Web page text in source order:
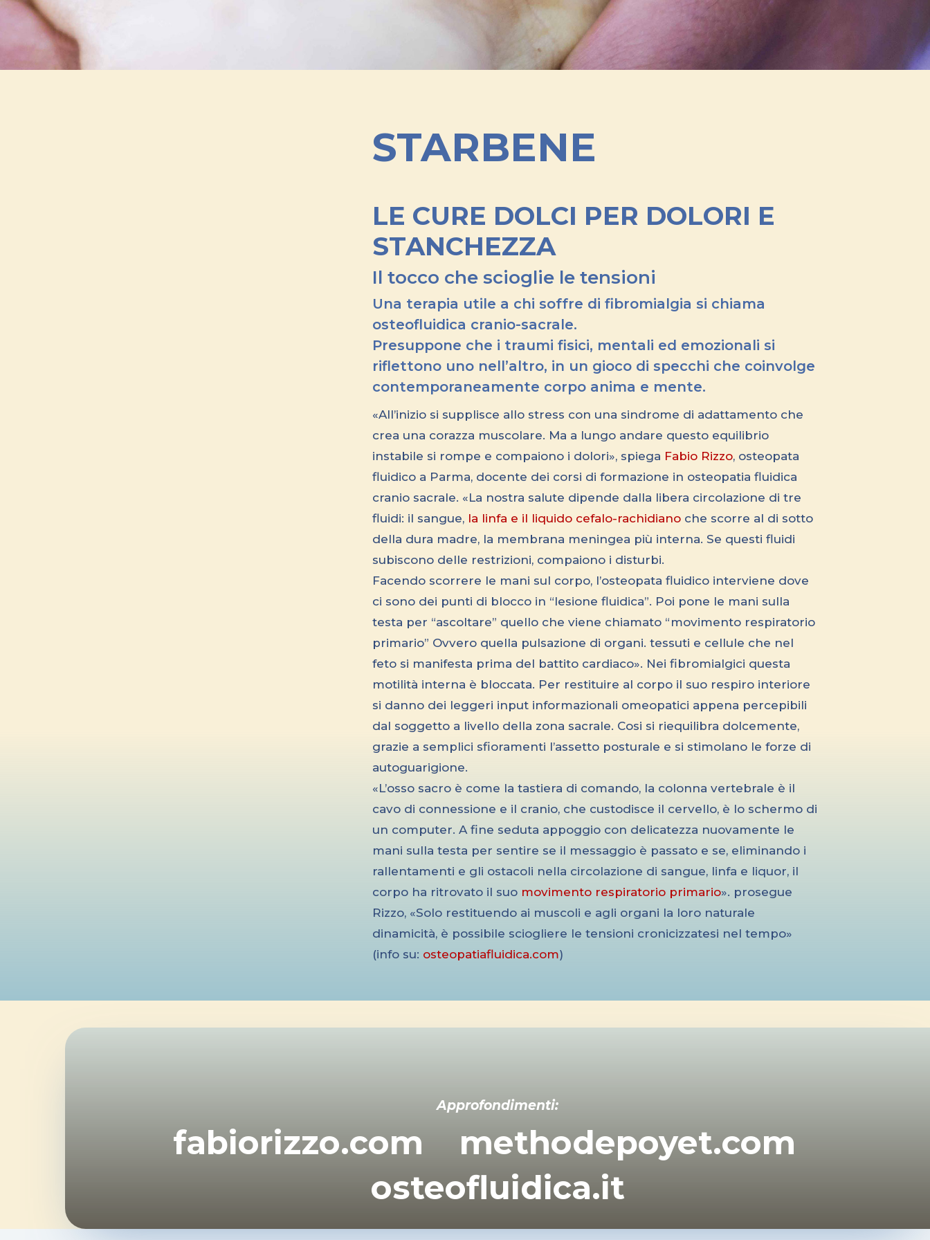
STARBENE
LE CURE DOLCI PER DOLORI E
STANCHEZZA
Il tocco che scioglie le tensioni
Una terapia utile a chi soffre di fibromialgia si chiama
osteofluidica cranio-sacrale.
Presuppone che i traumi fisici, mentali ed emozionali si
riflettono uno nell’altro, in un gioco di specchi che coinvolge
contemporaneamente corpo anima e mente.
«All’inizio si supplisce allo stress con una sindrome di adattamento che
crea una corazza muscolare. Ma a lungo andare questo equilibrio
instabile si rompe e compaiono i dolori», spiega Fabio Rizzo, osteopata
fluidico a Parma, docente dei corsi di formazione in osteopatia fluidica
cranio sacrale. «La nostra salute dipende dalla libera circolazione di tre
fluidi: il sangue, la linfa e il liquido cefalo-rachidianoche scorre al di sotto
della dura madre, la membrana meningea più interna. Se questi fluidi
subiscono delle restrizioni, compaiono i disturbi.
Facendo scorrere le mani sul corpo, l’osteopata fluidico interviene dove
ci sono dei punti di blocco in “lesione fluidica”. Poi pone le mani sulla
testa per “ascoltare” quello che viene chiamato “movimento respiratorio
primario” Ovvero quella pulsazione di organi. tessuti e cellule che nel
feto si manifesta prima del battito cardiaco». Nei fibromialgici questa
motilità interna è bloccata. Per restituire al corpo il suo respiro interiore
si danno dei leggeri input informazionali omeopatici appena percepibili
dal soggetto a livello della zona sacrale. Cosi si riequilibra dolcemente,
grazie a semplici sfioramenti l’assetto posturale e si stimolano le forze di
autoguarigione.
«L’osso sacro è come la tastiera di comando, la colonna vertebrale è il
cavo di connessione e il cranio, che custodisce il cervello, è lo schermo di
un computer. A fine seduta appoggio con delicatezza nuovamente le
mani sulla testa per sentire se il messaggio è passato e se, eliminando i
rallentamenti e gli ostacoli nella circolazione di sangue, linfa e liquor, il
corpo ha ritrovato il suo movimento respiratorio primario». prosegue
Rizzo, «Solo restituendo ai muscoli e agli organi la loro naturale
dinamicità, è possibile sciogliere le tensioni cronicizzatesi nel tempo»
(info su: osteopatiafluidica.com)
Approfondimenti:
fabiorizzo.com
methodepoyet.com
osteofluidica.it